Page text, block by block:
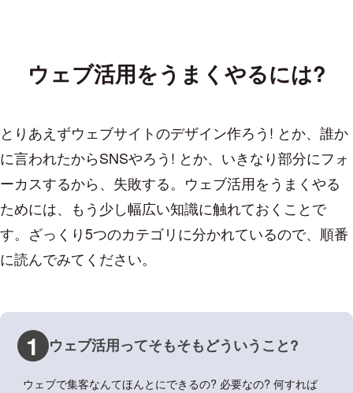
ウェブ活用をうまくやるには?
とりあえずウェブサイトのデザイン作ろう! とか、誰か
に言われたからSNSやろう! とか、いきなり部分にフォ
ーカスするから、失敗する。ウェブ活用をうまくやる
ためには、もう少し幅広い知識に触れておくことで
す。ざっくり5つのカテゴリに分かれているので、順番
に読んでみてください。
1 ウェブ活用ってそもそもどういうこと?
ウェブで集客なんてほんとにできるの? 必要なの? 何すれば